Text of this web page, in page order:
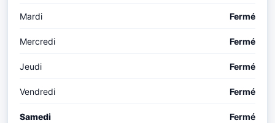
Mardi Fermé
Mercredi Fermé
Jeudi Fermé
Vendredi Fermé
Samedi Fermé